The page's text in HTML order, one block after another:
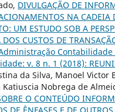
DIVULGAÇÃO DE
NA CADEIA
UM ESTUDO SOB A
CUSTOS DE
Contabilidade
v. 8 n. 1 (2018):
da Silva, Manoel Victor
Katiuscia Nobrega de
O CONTEÚDO